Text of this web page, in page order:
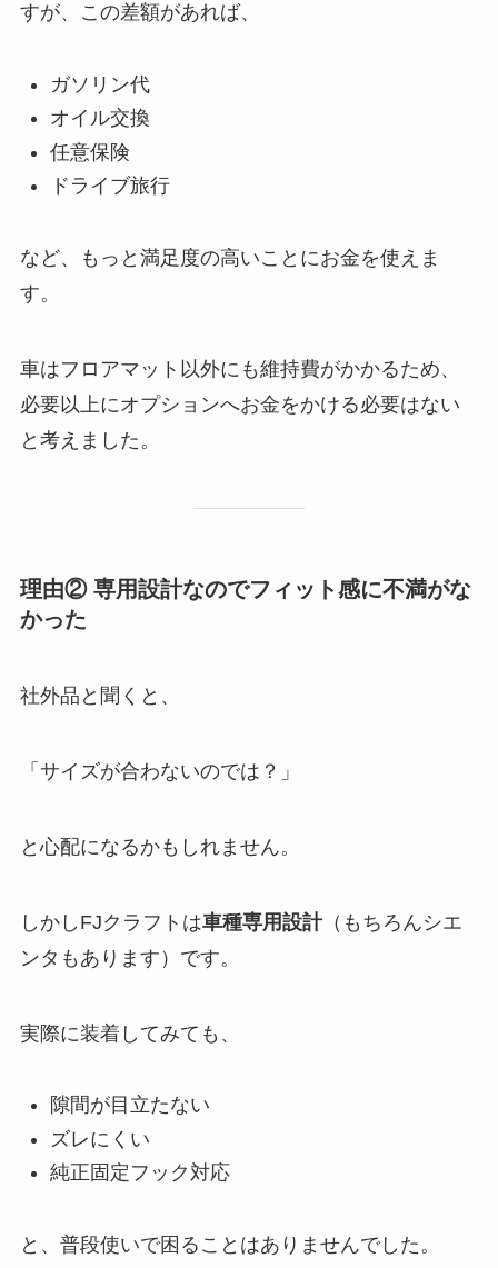
すが、この差額があれば、
ガソリン代
オイル交換
任意保険
ドライブ旅行
など、もっと満足度の高いことにお金を使えま
す。
車はフロアマット以外にも維持費がかかるため、
必要以上にオプションへお金をかける必要はない
と考えました。
理由② 専用設計なのでフィット感に不満がな
かった
社外品と聞くと、
「サイズが合わないのでは？」
と心配になるかもしれません。
しかしFJクラフトは車種専用設計（もちろんシエ
ンタもあります）です。
実際に装着してみても、
隙間が目立たない
ズレにくい
純正固定フック対応
と、普段使いで困ることはありませんでした。